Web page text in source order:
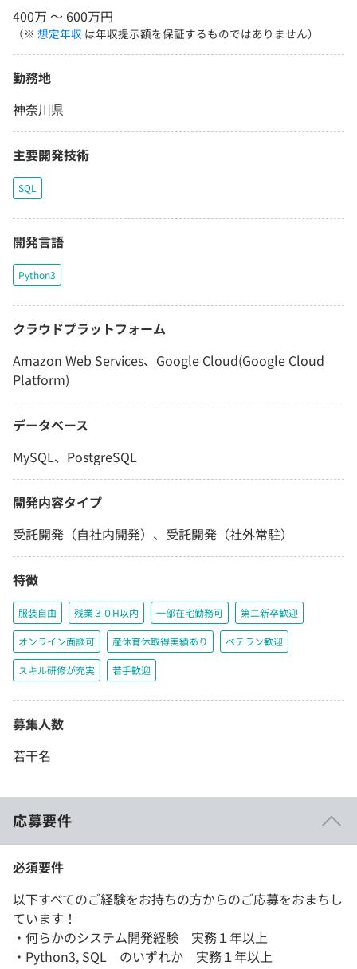
400万 〜 600万円
（※ 想定年収 は年収提示額を保証するものではありません）
勤務地
神奈川県
主要開発技術
SQL
開発言語
Python3
クラウドプラットフォーム
Amazon Web Services、Google Cloud(Google Cloud
Platform)
データベース
MySQL、PostgreSQL
開発内容タイプ
受託開発（自社内開発）、受託開発（社外常駐）
特徴
服装自由 残業３０H以内 一部在宅勤務可 第二新卒歓迎
オンライン面談可 産休育休取得実績あり ベテラン歓迎
スキル研修が充実 若手歓迎
募集人数
若干名
応募要件
必須要件
以下すべてのご経験をお持ちの方からのご応募をおまちし
ています！
・何らかのシステム開発経験 実務１年以上
・Python3, SQL のいずれか 実務１年以上